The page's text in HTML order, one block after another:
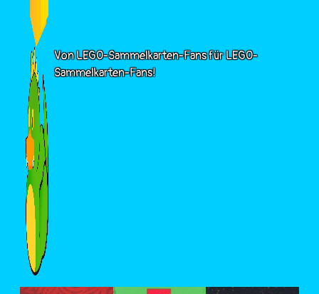
Von LEGO-Sammelkarten-Fans für LEGO-
Sammelkarten-Fans!